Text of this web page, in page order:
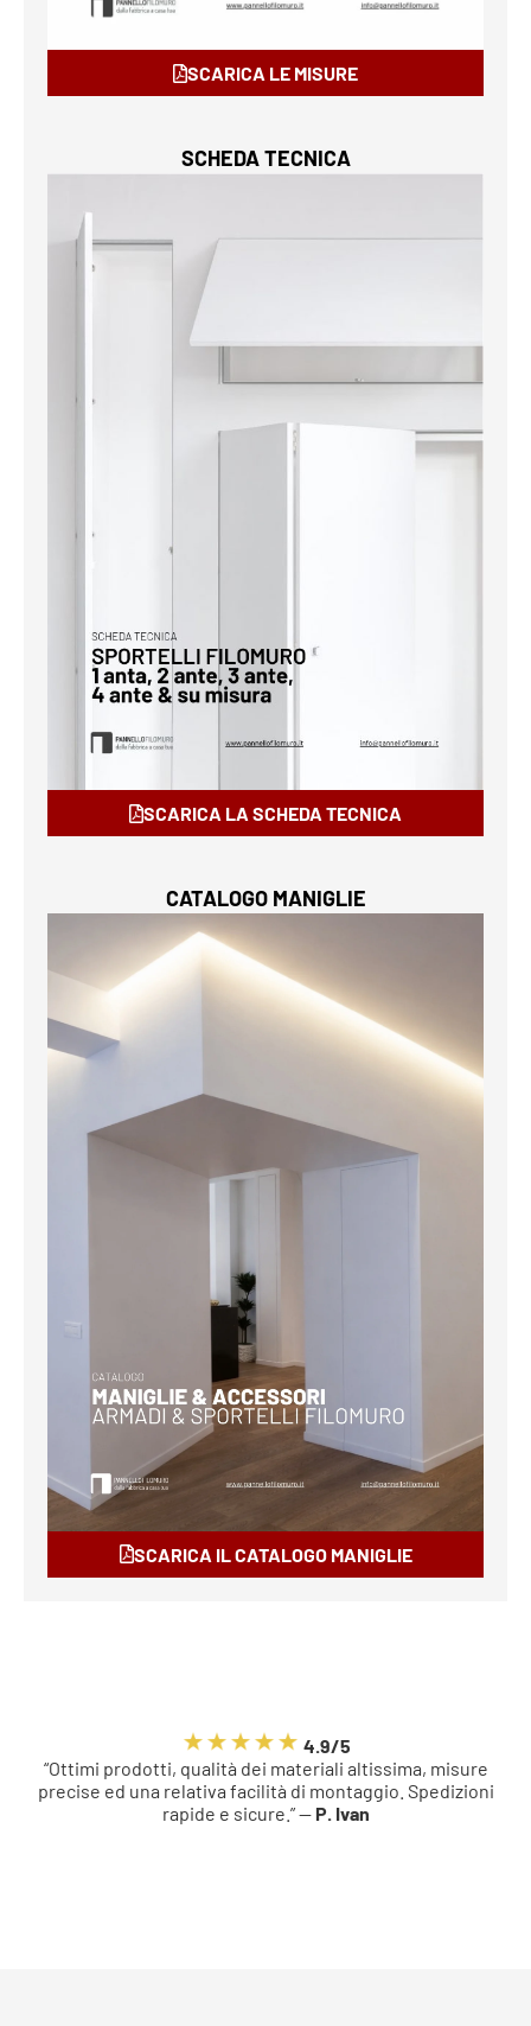
SCARICA LE MISURE
SCHEDA TECNICA
SCARICA LA SCHEDA TECNICA
CATALOGO MANIGLIE
SCARICA IL CATALOGO MANIGLIE
4.9/5
“Ottimi prodotti, qualità dei materiali altissima, misure
precise ed una relativa facilità di montaggio. Spedizioni
rapide e sicure.” — P. Ivan